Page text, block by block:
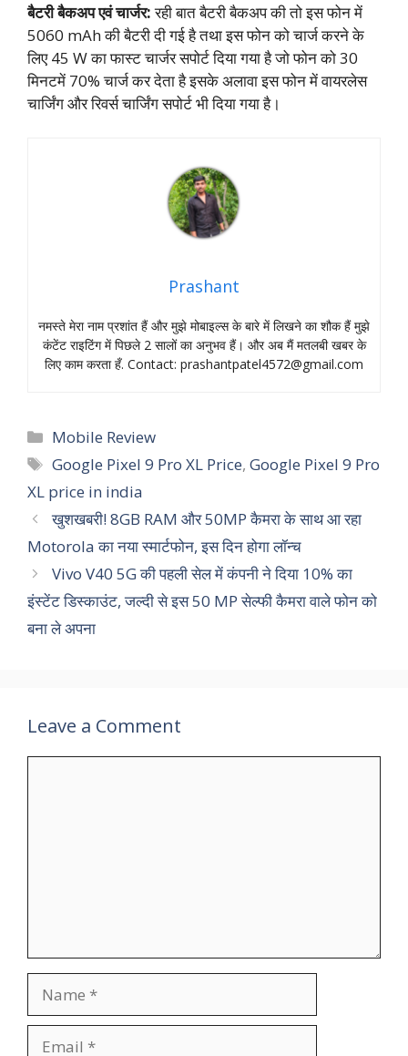
बैटरी बैकअप एवं चार्जर:रही बात बैटरी बैकअप की तो इस फोन में
5060 mAh की बैटरी दी गई है तथा इस फोन को चार्ज करने के
लिए 45 W का फास्ट चार्जर सपोर्ट दिया गया है जो फोन को 30
मिनटमें 70% चार्ज कर देता है इसके अलावा इस फोन में वायरलेस
चार्जिंग और रिवर्स चार्जिंग सपोर्ट भी दिया गया है।
Prashant
नमस्‍ते मेरा नाम प्रशांत हैं और मुझे मोबाइल्‍स के बारे में लिखने का शौक हैं मुझे
कंटेंट राइटिंग में पिछले 2 सालों का अनुभव हैं। और अब मैं मतलबी खबर के
लिए काम करता हँ. Contact: prashantpatel4572@gmail.com
Categories
Mobile Review
Tags
Google Pixel 9 Pro XL Price,Google Pixel 9 Pro
XL price in india
खुशखबरी! 8GB RAM और 50MP कैमरा के साथ आ रहा
Motorola का नया स्‍मार्टफोन, इस दिन होगा लॉन्‍च
Vivo V40 5G की पहली सेल में कंपनी ने दिया 10% का
इंस्टेंट डिस्काउंट, जल्दी से इस 50 MP सेल्फी कैमरा वाले फोन को
बना ले अपना
Leave a Comment